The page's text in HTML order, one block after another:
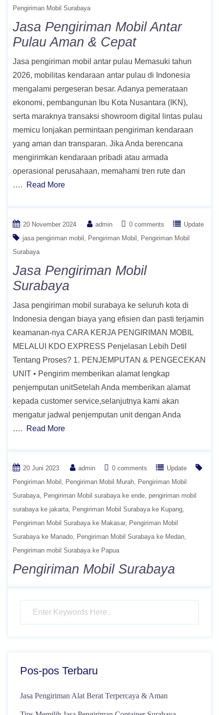
Pengiriman Mobil Surabaya
Jasa Pengiriman Mobil Antar
Pulau Aman & Cepat
Jasa pengiriman mobil antar pulau Memasuki tahun
2026, mobilitas kendaraan antar pulau di Indonesia
mengalami pergeseran besar. Adanya pemerataan
ekonomi, pembangunan Ibu Kota Nusantara (IKN),
serta maraknya transaksi showroom digital lintas pulau
memicu lonjakan permintaan pengiriman kendaraan
yang aman dan transparan. Jika Anda berencana
mengirimkan kendaraan pribadi atau armada
operasional perusahaan, memahami tren rute dan
….
Read More
20 November 2024 admin 0 comments
Update
jasa pengiriman mobil
Pengiriman Mobil
Pengiriman Mobil
Surabaya
Jasa Pengiriman Mobil
Surabaya
Jasa pengiriman mobil surabaya ke seluruh kota di
Indonesia dengan biaya yang efisien dan pasti terjamin
keamanan-nya CARA KERJA PENGIRIMAN MOBIL
MELALUI KDO EXPRESS Penjelasan Lebih Detil
Tentang Proses? 1. PENJEMPUTAN & PENGECEKAN
UNIT • Pengirim memberikan alamat lengkap
penjemputan unitSetelah Anda memberikan alamat
kepada customer service,selanjutnya kami akan
mengatur jadwal penjemputan unit dengan Anda
….
Read More
20 Juni 2023 admin 0 comments
Update
Pengiriman Mobil
Pengiriman Mobil Murah
Pengiriman Mobil
Surabaya
Pengiriman Mobil surabaya ke ende pengiriman mobil
surabaya ke jakarta
Pengiriman Mobil Surabaya ke Kupang
Pengiriman Mobil Surabaya ke Makasar
Pengiriman Mobil
Surabaya ke Manado
Pengiriman Mobil Surabaya ke Medan
Pengiriman mobil Surabaya ke Papua
Pengiriman Mobil Surabaya
Pos-pos Terbaru
Jasa Pengiriman Alat Berat Terpercaya & Aman